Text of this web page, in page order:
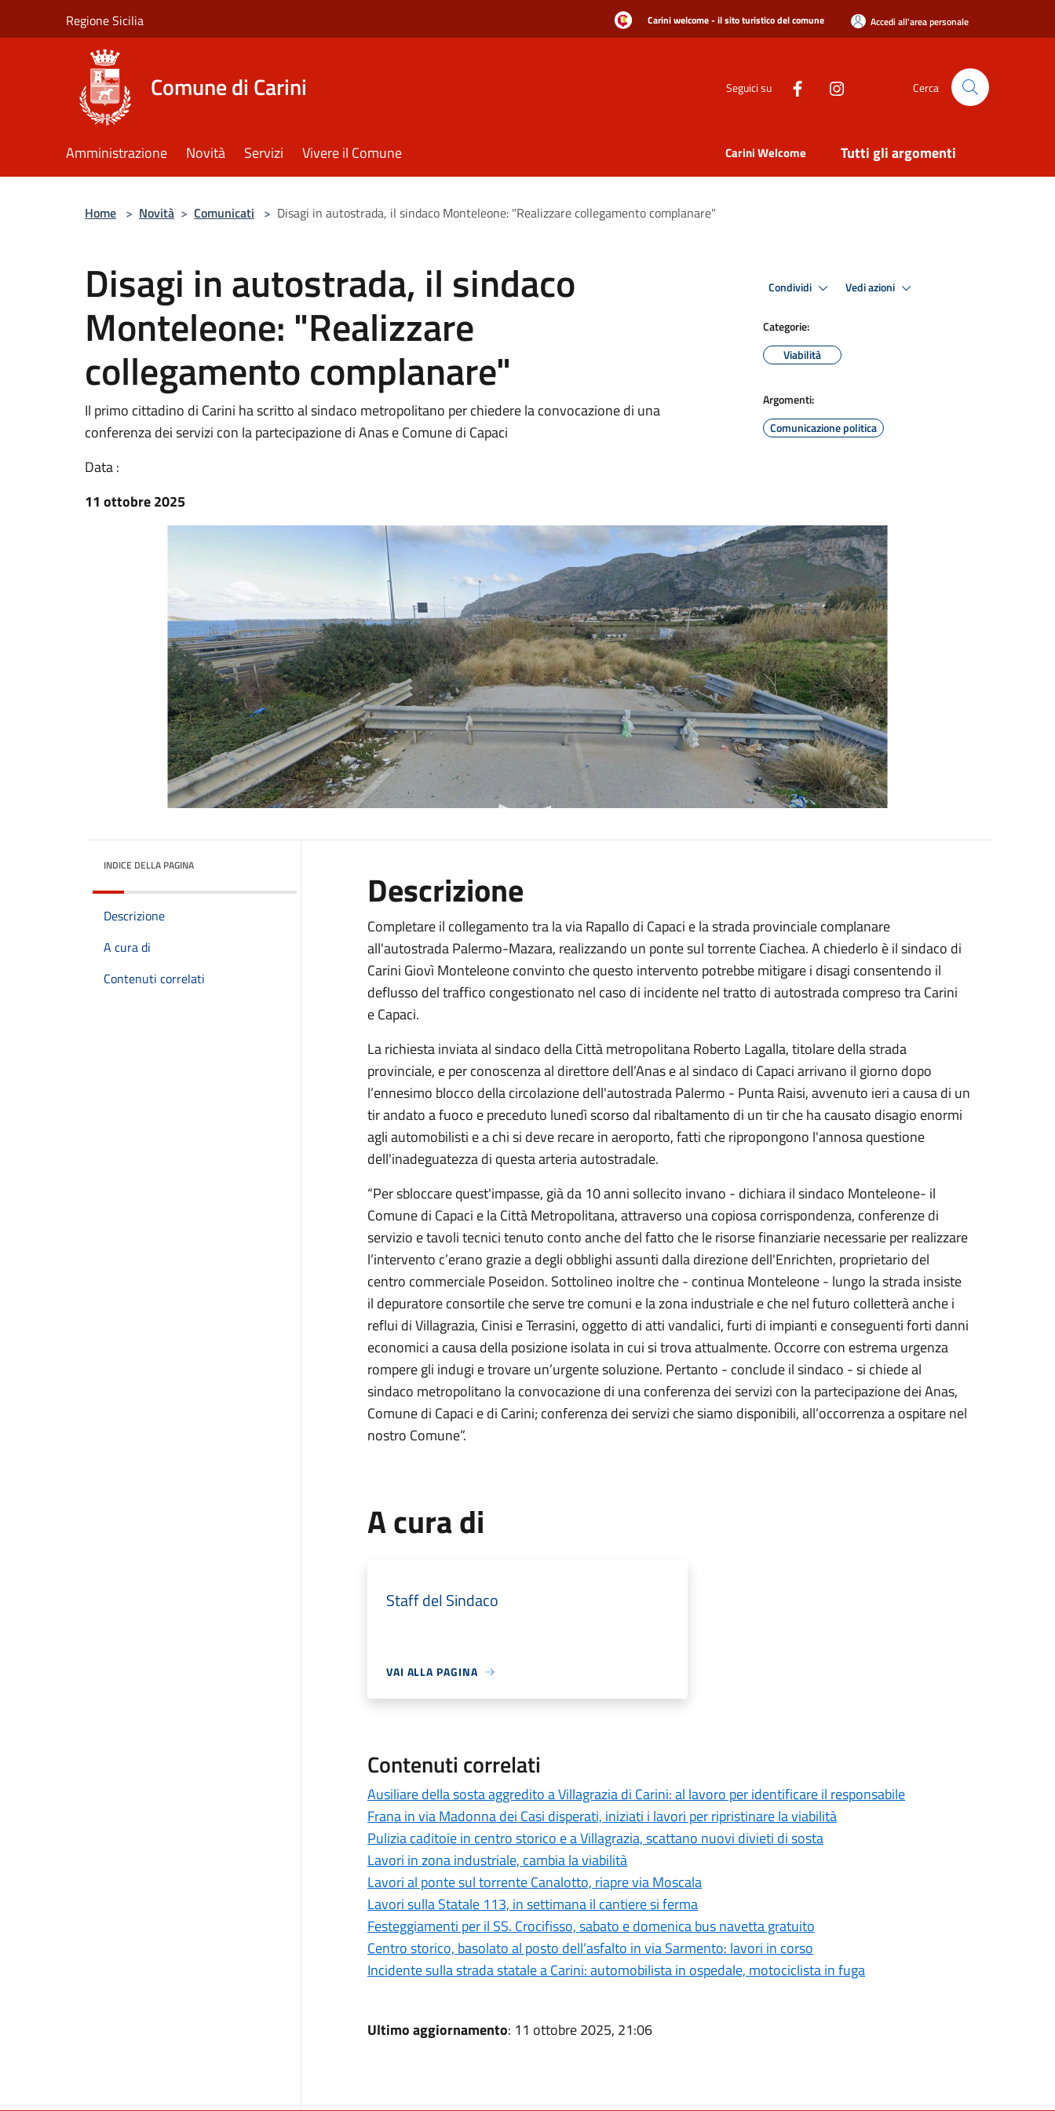
Regione Sicilia Carini welcome - il sito turistico del comune Accedi all'area personale
Comune di Carini Seguici su Cerca
Amministrazione Novità Servizi Vivere il Comune Carini Welcome Tutti gli argomenti
Home > Novità > Comunicati > Disagi in autostrada, il sindaco Monteleone: "Realizzare collegamento complanare"
Disagi in autostrada, il sindaco
Monteleone: "Realizzare
collegamento complanare"
Il primo cittadino di Carini ha scritto al sindaco metropolitano per chiedere la convocazione di una
conferenza dei servizi con la partecipazione di Anas e Comune di Capaci
Data :
11 ottobre 2025
Condividi Vedi azioni
Categorie:
Viabilità
Argomenti:
Comunicazione politica
INDICE DELLA PAGINA
Descrizione
A cura di
Contenuti correlati
Descrizione
Completare il collegamento tra la via Rapallo di Capaci e la strada provinciale complanare
all'autostrada Palermo-Mazara, realizzando un ponte sul torrente Ciachea. A chiederlo è il sindaco di
Carini Giovì Monteleone convinto che questo intervento potrebbe mitigare i disagi consentendo il
deflusso del traffico congestionato nel caso di incidente nel tratto di autostrada compreso tra Carini
e Capaci.
La richiesta inviata al sindaco della Città metropolitana Roberto Lagalla, titolare della strada
provinciale, e per conoscenza al direttore dell’Anas e al sindaco di Capaci arrivano il giorno dopo
l’ennesimo blocco della circolazione dell'autostrada Palermo - Punta Raisi, avvenuto ieri a causa di un
tir andato a fuoco e preceduto lunedì scorso dal ribaltamento di un tir che ha causato disagio enormi
agli automobilisti e a chi si deve recare in aeroporto, fatti che ripropongono l'annosa questione
dell'inadeguatezza di questa arteria autostradale.
“Per sbloccare quest'impasse, già da 10 anni sollecito invano - dichiara il sindaco Monteleone- il
Comune di Capaci e la Città Metropolitana, attraverso una copiosa corrispondenza, conferenze di
servizio e tavoli tecnici tenuto conto anche del fatto che le risorse finanziarie necessarie per realizzare
l’intervento c’erano grazie a degli obblighi assunti dalla direzione dell'Enrichten, proprietario del
centro commerciale Poseidon. Sottolineo inoltre che - continua Monteleone - lungo la strada insiste
il depuratore consortile che serve tre comuni e la zona industriale e che nel futuro colletterà anche i
reflui di Villagrazia, Cinisi e Terrasini, oggetto di atti vandalici, furti di impianti e conseguenti forti danni
economici a causa della posizione isolata in cui si trova attualmente. Occorre con estrema urgenza
rompere gli indugi e trovare un’urgente soluzione. Pertanto - conclude il sindaco - si chiede al
sindaco metropolitano la convocazione di una conferenza dei servizi con la partecipazione dei Anas,
Comune di Capaci e di Carini; conferenza dei servizi che siamo disponibili, all’occorrenza a ospitare nel
nostro Comune”.
A cura di
Staff del Sindaco
VAI ALLA PAGINA
Contenuti correlati
Ausiliare della sosta aggredito a Villagrazia di Carini: al lavoro per identificare il responsabile
Frana in via Madonna dei Casi disperati, iniziati i lavori per ripristinare la viabilità
Pulizia caditoie in centro storico e a Villagrazia, scattano nuovi divieti di sosta
Lavori in zona industriale, cambia la viabilità
Lavori al ponte sul torrente Canalotto, riapre via Moscala
Lavori sulla Statale 113, in settimana il cantiere si ferma
Festeggiamenti per il SS. Crocifisso, sabato e domenica bus navetta gratuito
Centro storico, basolato al posto dell’asfalto in via Sarmento: lavori in corso
Incidente sulla strada statale a Carini: automobilista in ospedale, motociclista in fuga
Ultimo aggiornamento: 11 ottobre 2025, 21:06